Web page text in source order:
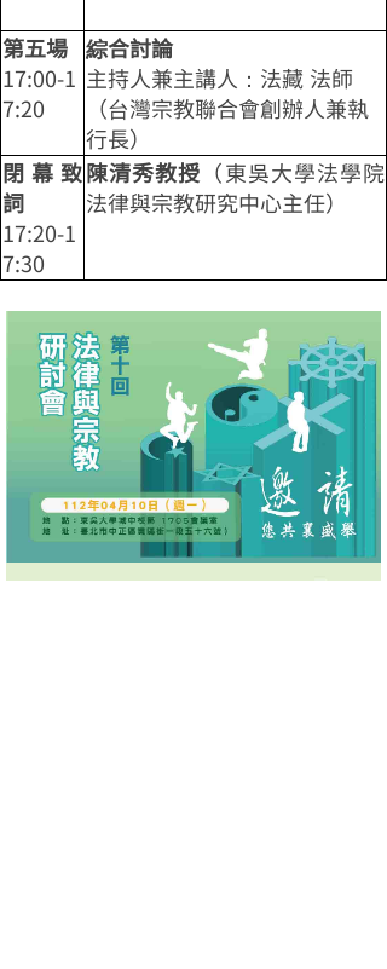
第五場
17:00-1
7:20
綜合討論
主持人兼主講人：法藏 法師
（台灣宗教聯合會創辦人兼執
行長）
閉幕致
詞
17:20-1
7:30
陳清秀教授 （東吳大學法學院
法律與宗教研究中心主任）